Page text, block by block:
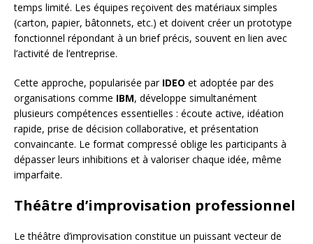
temps limité. Les équipes reçoivent des matériaux simples
(carton, papier, bâtonnets, etc.) et doivent créer un prototype
fonctionnel répondant à un brief précis, souvent en lien avec
l’activité de l’entreprise.
Cette approche, popularisée par IDEO et adoptée par des
organisations comme IBM, développe simultanément
plusieurs compétences essentielles : écoute active, idéation
rapide, prise de décision collaborative, et présentation
convaincante. Le format compressé oblige les participants à
dépasser leurs inhibitions et à valoriser chaque idée, même
imparfaite.
Théâtre d’improvisation professionnel
Le théâtre d’improvisation constitue un puissant vecteur de